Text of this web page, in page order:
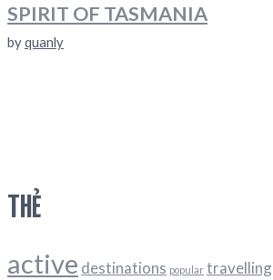
SPIRIT OF TASMANIA
byquanly
THẺ
active destinations popular travelling